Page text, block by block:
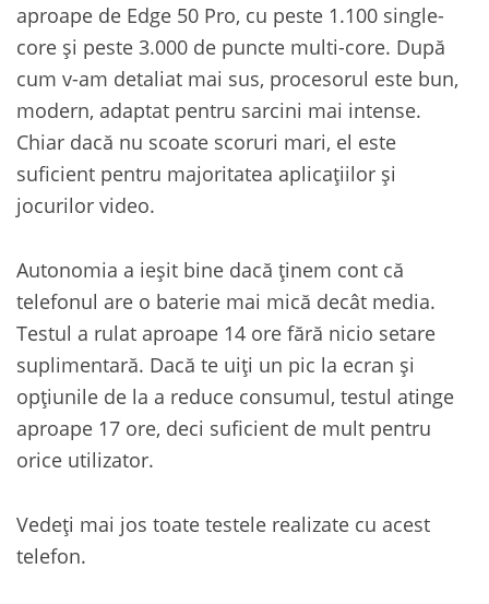
aproape de Edge 50 Pro, cu peste 1.100 single-
core și peste 3.000 de puncte multi-core. După
cum v-am detaliat mai sus, procesorul este bun,
modern, adaptat pentru sarcini mai intense.
Chiar dacă nu scoate scoruri mari, el este
suficient pentru majoritatea aplicațiilor și
jocurilor video.
Autonomia a ieșit bine dacă ținem cont că
telefonul are o baterie mai mică decât media.
Testul a rulat aproape 14 ore fără nicio setare
suplimentară. Dacă te uiți un pic la ecran și
opțiunile de la a reduce consumul, testul atinge
aproape 17 ore, deci suficient de mult pentru
orice utilizator.
Vedeți mai jos toate testele realizate cu acest
telefon.